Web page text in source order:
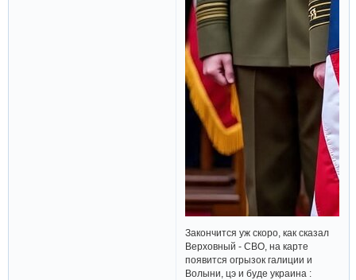
Закончится уж скоро, как сказал
Верховный - СВО, на карте
появится огрызок галиции и
Волыни, цэ и буде украина :